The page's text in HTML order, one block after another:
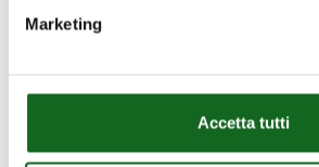
Marketing
Accetta tutti